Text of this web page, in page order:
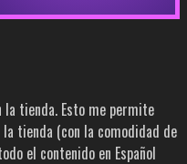
tienda. Esto me permite
tienda (con la comodidad de
el contenido en Español